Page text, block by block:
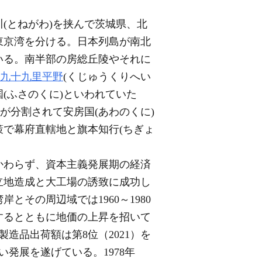
とねがわ)を挟んで茨城県、北
湾を分ける。日本列島が南北
。南半部の房総丘陵やそれに
九十九里平野(くじゅうくりへい
ふさのくに)といわれていた
分割されて安房国(あわのくに)
幕府直轄地と旗本知行(ちぎょ
らず、資本主義発展期の経済
造成と大工場の誘致に成功し
とその周辺域では1960～1980
とともに地価の上昇を招いて
造品出荷額は第8位（2021）を
発展を遂げている。1978年